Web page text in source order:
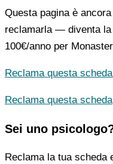
Questa pagina è
reclamarla — diventa
100€/anno per
Reclama questa
Reclama questa scheda
Sei uno
Reclama la tua scheda